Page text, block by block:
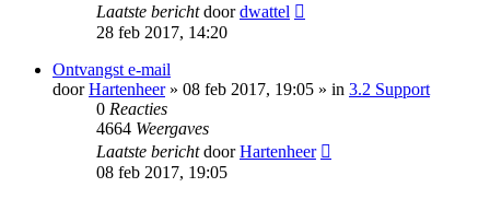
Laatste berichtdoordwattel
28 feb 2017, 14:20
Ontvangst e-mail
doorHartenheer» 08 feb 2017, 19:05 » in 3.2 Support
0 Reacties
4664 Weergaves
Laatste berichtdoorHartenheer
08 feb 2017, 19:05